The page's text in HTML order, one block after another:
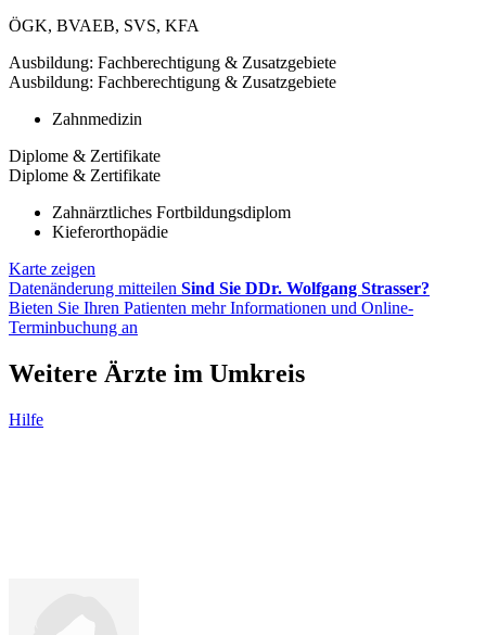
ÖGK, BVAEB, SVS, KFA
Ausbildung: Fachberechtigung & Zusatzgebiete
Ausbildung: Fachberechtigung & Zusatzgebiete
Zahnmedizin
Diplome & Zertifikate
Diplome & Zertifikate
Zahnärztliches Fortbildungsdiplom
Kieferorthopädie
Karte zeigen
Datenänderung mitteilen Sind Sie DDr. Wolfgang Strasser?
Bieten Sie Ihren Patienten mehr Informationen und Online-
Terminbuchung an
Weitere Ärzte im Umkreis
Hilfe